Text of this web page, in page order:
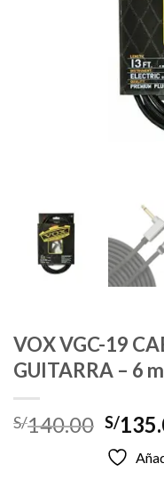
VOX VGC-19
GUITARRA – 6
S/140.00 El
precio
S/